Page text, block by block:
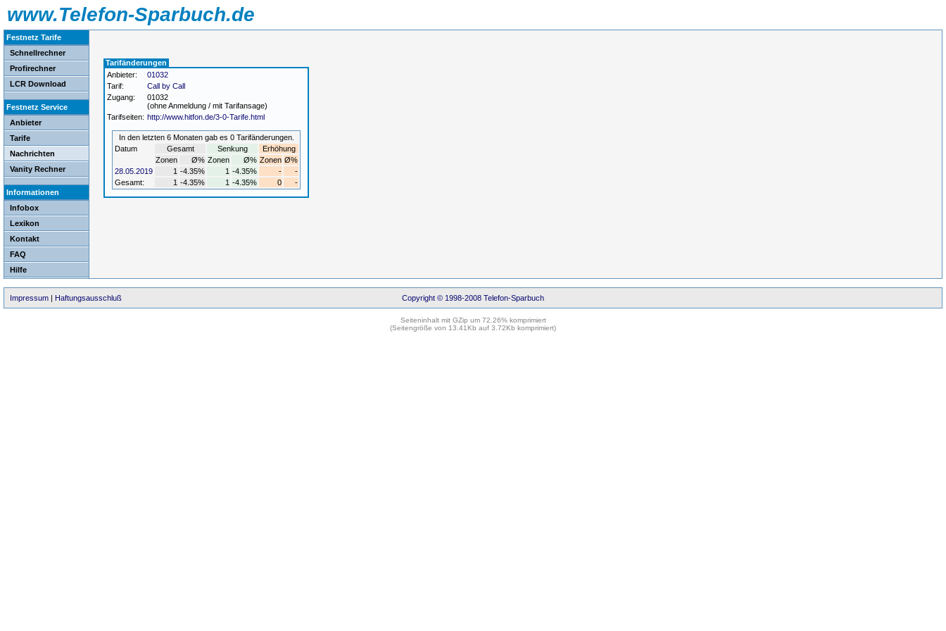
www.Telefon-Sparbuch.de
Festnetz Tarife
Schnellrechner
Profirechner
LCR Download
Festnetz Service
Anbieter
Tarife
Nachrichten
Vanity Rechner
Informationen
Infobox
Lexikon
Kontakt
FAQ
Hilfe
Tarifänderungen
Anbieter:
01032
Tarif:
Call by Call
Zugang:
01032
(ohne Anmeldung / mit Tarifansage)
Tarifseiten: http://www.hitfon.de/3-0-Tarife.html
In den letzten 6 Monaten gab es 0 Tarifänderungen.
Datum
Gesamt Senkung
Erhöhung
Zonen
Ø% Zonen Ø% Zonen Ø%
28.05.2019
1 -4.35% 1 -4.35% -
-
Gesamt:
1 -4.35% 1 -4.35% 0 -
Impressum | Haftungsausschluß Copyright © 1998-2008 Telefon-Sparbuch
Seiteninhalt mit GZip um 72.26% komprimiert
(Seitengröße von 13.41Kb auf 3.72Kb komprimiert)